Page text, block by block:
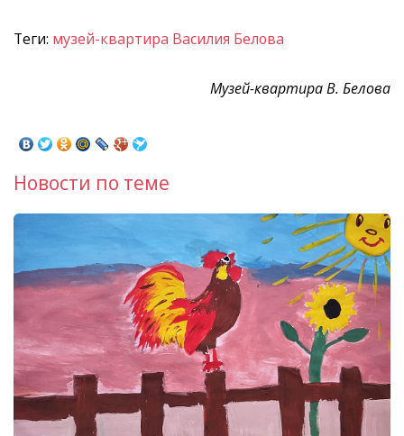
Теги: музей-квартира Василия Белова
Музей-квартира В. Белова
Новости по теме